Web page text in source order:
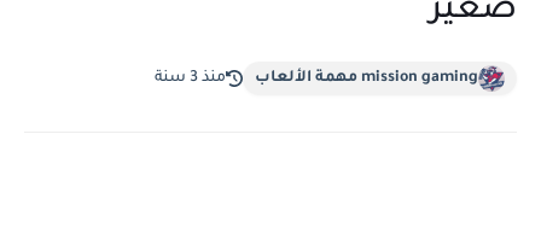
صغير
mission gaming مهمة الألعاب منذ 3 سنة